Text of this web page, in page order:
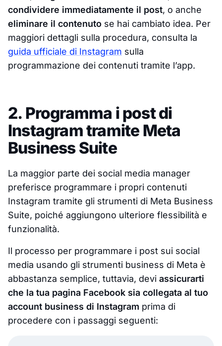
condividere immediatamente il post, o anche
eliminare il contenuto se hai cambiato idea. Per
maggiori dettagli sulla procedura, consulta la
guida ufficiale di Instagram sulla
programmazione dei contenuti tramite l’app.
2. Programma i post di
Instagram tramite Meta
Business Suite
La maggior parte dei social media manager
preferisce programmare i propri contenuti
Instagram tramite gli strumenti di Meta Business
Suite, poiché aggiungono ulteriore flessibilità e
funzionalità.
Il processo per programmare i post sui social
media usando gli strumenti business di Meta è
abbastanza semplice, tuttavia, devi assicurarti
che la tua pagina Facebook sia collegata al tuo
account business di Instagram prima di
procedere con i passaggi seguenti: